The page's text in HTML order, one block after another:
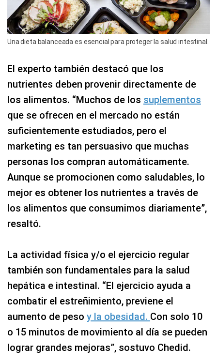
Una dieta balanceada es esencial para proteger la salud intestinal.
El experto también destacó que los
nutrientes deben provenir directamente de
los alimentos. “Muchos de los suplementos
que se ofrecen en el mercado no están
suficientemente estudiados, pero el
marketing es tan persuasivo que muchas
personas los compran automáticamente.
Aunque se promocionen como saludables, lo
mejor es obtener los nutrientes a través de
los alimentos que consumimos diariamente”,
resaltó.
La actividad física y/o el ejercicio regular
también son fundamentales para la salud
hepática e intestinal. “El ejercicio ayuda a
combatir el estreñimiento, previene el
aumento de peso y la obesidad. Con solo 10
o 15 minutos de movimiento al día se pueden
lograr grandes mejoras”, sostuvo Chedid.